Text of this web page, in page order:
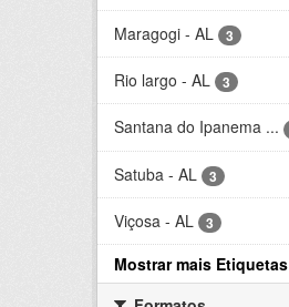
Maragogi - AL 3
Rio largo - AL 3
Santana do Ipanema ...
Satuba - AL 3
Viçosa - AL 3
Mostrar mais Etiquetas